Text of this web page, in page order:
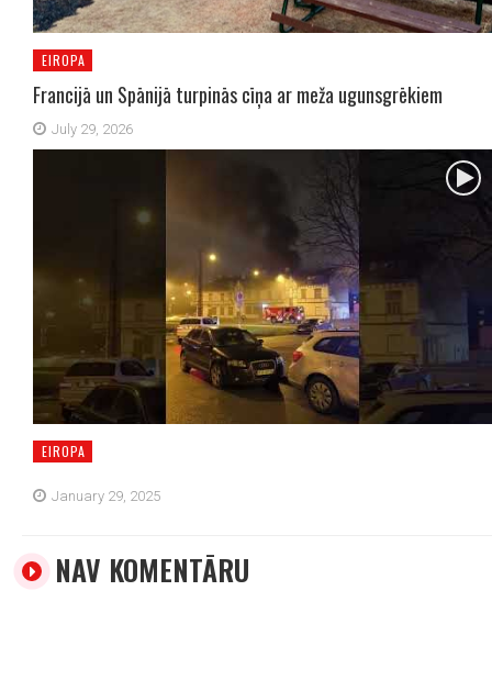
EIROPA
Francijā un Spānijā turpinās cīņa ar meža ugunsgrēkiem
July 29, 2026
EIROPA
January 29, 2025
NAV KOMENTĀRU